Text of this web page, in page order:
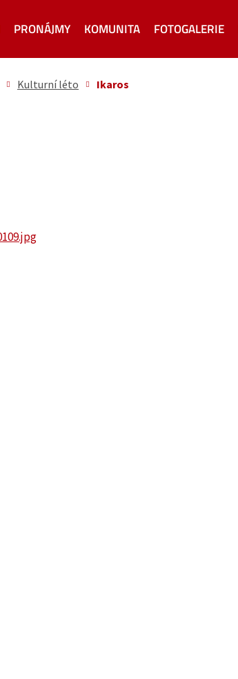
PRONÁJMY KOMUNITA FOTOGALERIE
Kulturní léto Ikaros